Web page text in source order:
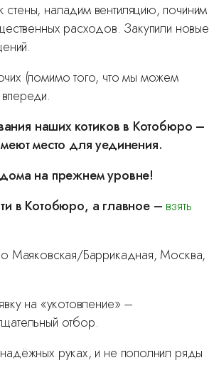
наладим вентиляцию, починим
расходов. Закупили новые
(помимо того, что мы можем
наших котиков в Котобюро –
место для уединения.
на прежнем уровне!
в Котобюро, а главное – взять
Маяковская/Баррикадная, Москва,
на «укотовление» –
отбор.
руках, и не пополнил ряды